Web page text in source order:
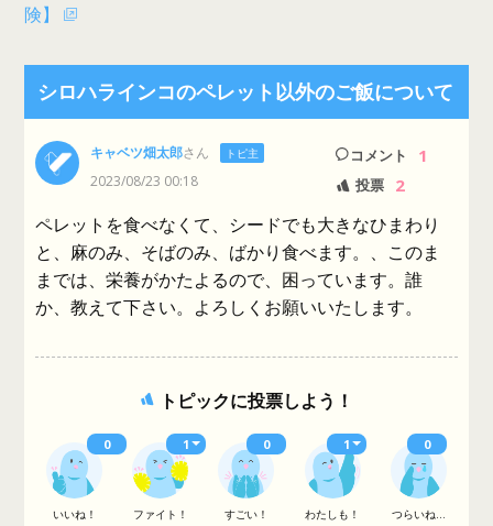
険】
シロハラインコのペレット以外のご飯について
キャベツ畑太郎さん トピ主
2023/08/23 00:18
コメント 1
投票 2
ペレットを食べなくて、シードでも大きなひまわり
と、麻のみ、そばのみ、ばかり食べます。、このま
までは、栄養がかたよるので、困っています。誰
か、教えて下さい。よろしくお願いいたします。
トピックに投票しよう！
いいね！ ファイト！ すごい！ わたしも！ つらいね...
0 1 0 1 0